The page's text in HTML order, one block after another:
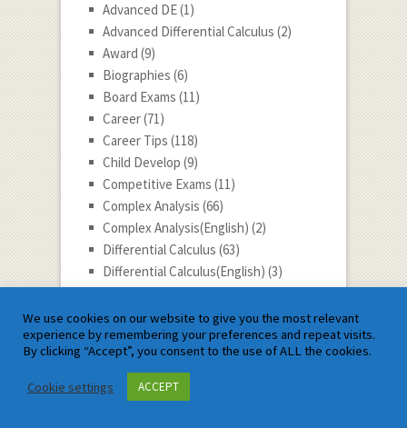
Advanced DE(1)
Advanced Differential Calculus (2)
Award (9)
Biographies (6)
Board Exams (11)
Career(71)
Career Tips (118)
Child Develop (9)
Competitive Exams (11)
Complex Analysis (66)
Complex Analysis(English) (2)
Differential Calculus (63)
Differential Calculus(English) (3)
Differential Equation(English)(2)
Differential Geometry(3)
Discrete Mathematics(29)
Dynamic(1)
Dynamics(56)
We use cookies on our website to give you the most relevant
experience by remembering your preferences and repeat visits.
By clicking “Accept”, you consent to the use of ALL the cookies.
Cookie settings ACCEPT